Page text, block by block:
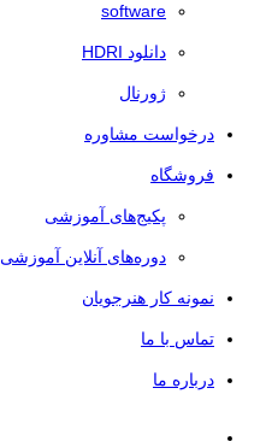
software
دانلود HDRI
ژورنال
درخواست مشاوره
فروشگاه
پکیج‌های آموزشی
دوره‌های آنلاین آموزشی
نمونه کار هنرجویان
تماس با ما
درباره ما